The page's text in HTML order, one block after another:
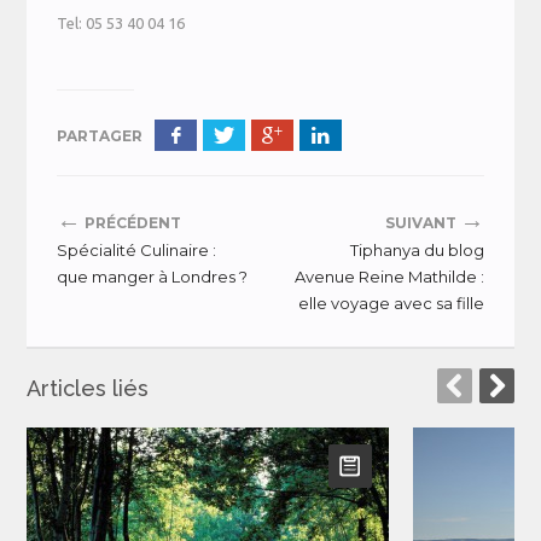
Tel: 05 53 40 04 16
PARTAGER
← PRÉCÉDENT
Spécialité Culinaire :
que manger à Londres ?
SUIVANT →
Tiphanya du blog
Avenue Reine Mathilde :
elle voyage avec sa fille
Articles liés